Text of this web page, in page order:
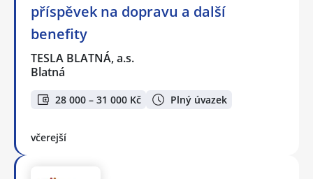
příspěvek na dopravu a další
benefity
TESLA BLATNÁ, a.s.
Blatná
28 000 – 31 000 Kč Plný úvazek
včerejší